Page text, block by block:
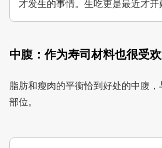
才发生的事情。生吃更是最近才开
中腹：作为寿司材料也很受
脂肪和瘦肉的平衡恰到好处的中腹
部位。